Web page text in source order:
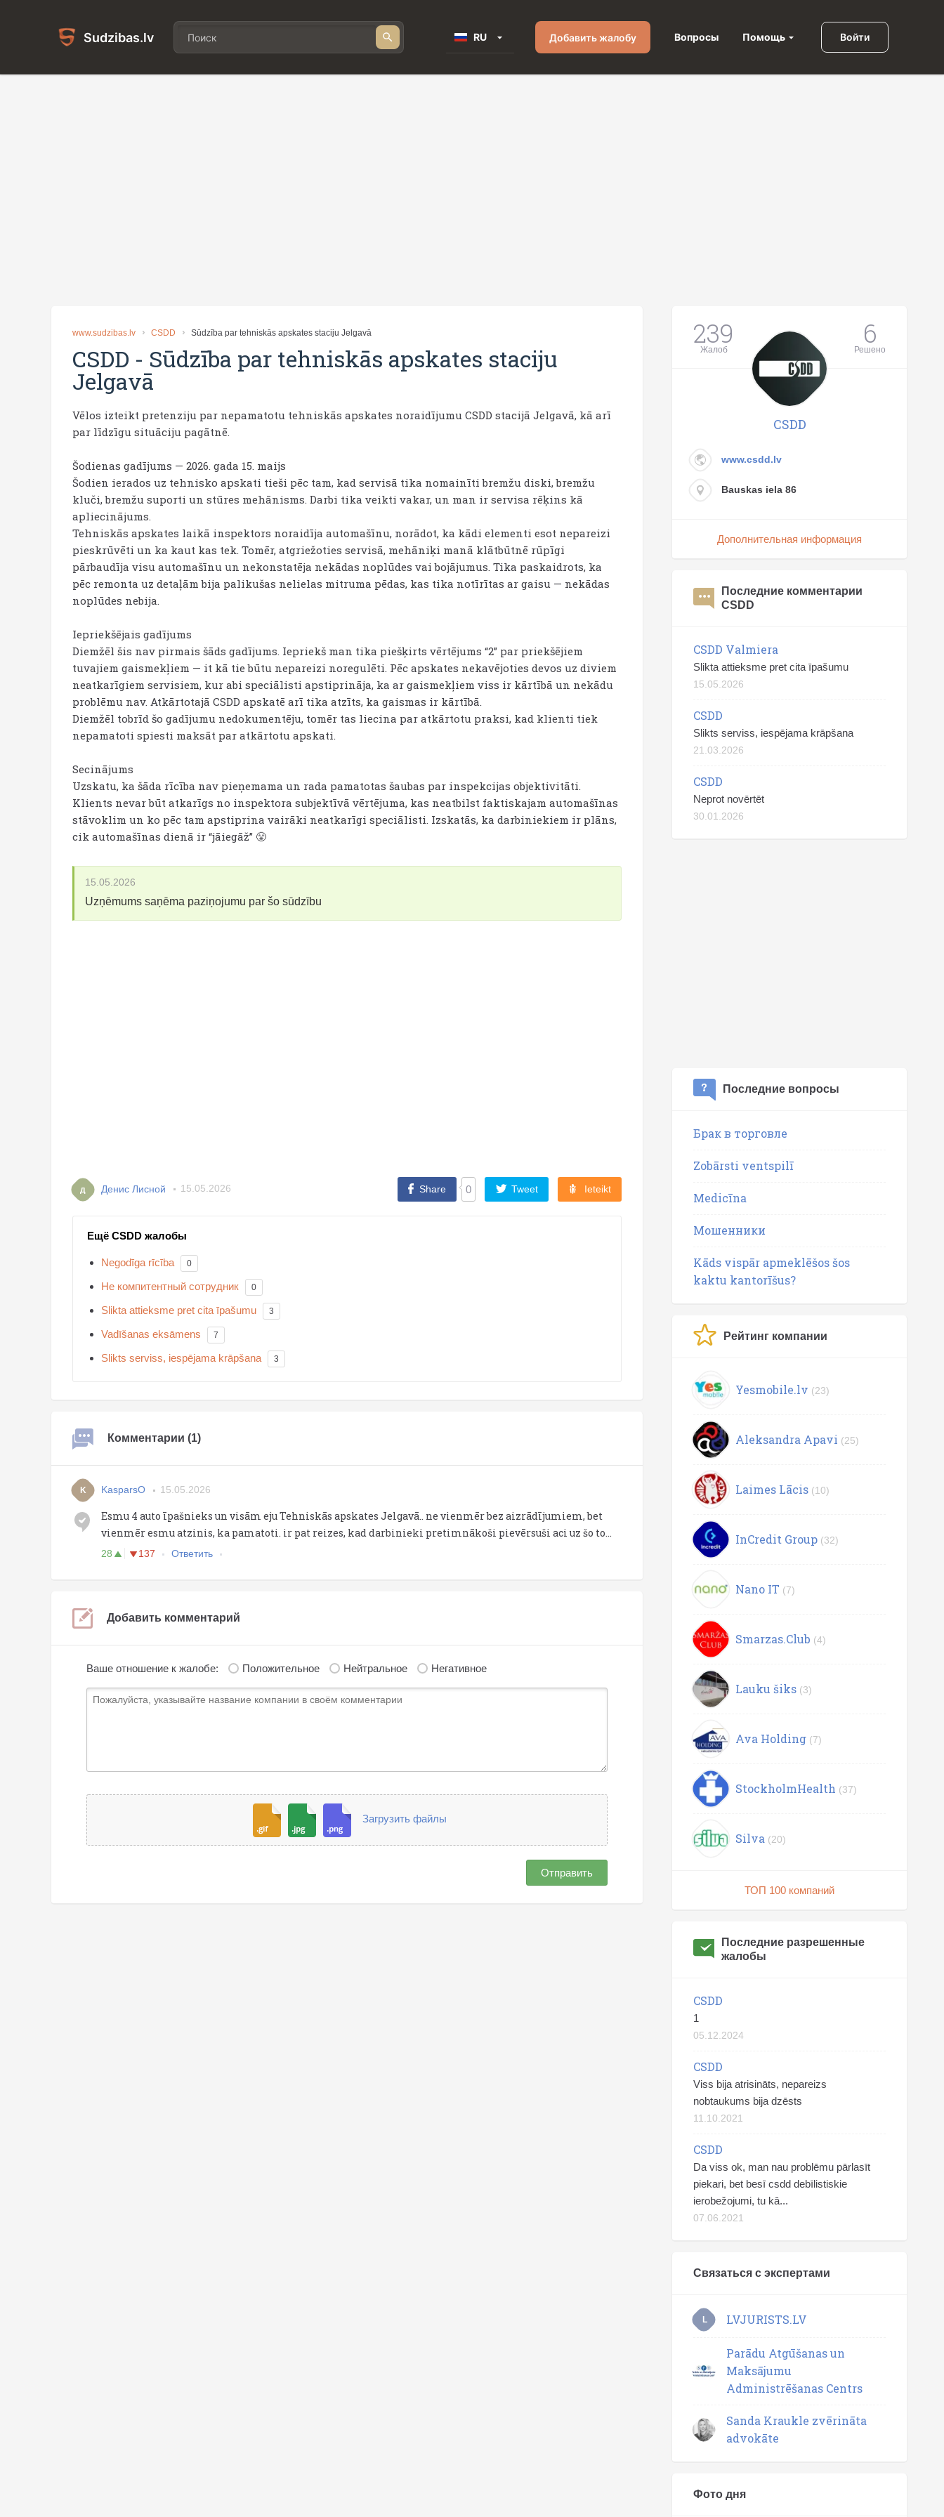
Sudzibas.lv RU Добавить жалобу Вопросы Помощь Войти
www.sudzibas.lv CSDD Sūdzība par tehniskās apskates staciju Jelgavā
CSDD - Sūdzība par tehniskās apskates staciju
Jelgavā
Vēlos izteikt pretenziju par nepamatotu tehniskās apskates noraidījumu CSDD stacijā Jelgavā, kā arī
par līdzīgu situāciju pagātnē.
Šodienas gadījums — 2026. gada 15. maijs
Šodien ierados uz tehnisko apskati tieši pēc tam, kad servisā tika nomainīti bremžu diski, bremžu
kluči, bremžu suporti un stūres mehānisms. Darbi tika veikti vakar, un man ir servisa rēķins kā
apliecinājums.
Tehniskās apskates laikā inspektors noraidīja automašīnu, norādot, ka kādi elementi esot nepareizi
pieskrūvēti un ka kaut kas tek. Tomēr, atgriežoties servisā, mehāniķi manā klātbūtnē rūpīgi
pārbaudīja visu automašīnu un nekonstatēja nekādas noplūdes vai bojājumus. Tika paskaidrots, ka
pēc remonta uz detaļām bija palikušas nelielas mitruma pēdas, kas tika notīrītas ar gaisu — nekādas
noplūdes nebija.
Iepriekšējais gadījums
Diemžēl šis nav pirmais šāds gadījums. Iepriekš man tika piešķirts vērtējums “2” par priekšējiem
tuvajiem gaismekļiem — it kā tie būtu nepareizi noregulēti. Pēc apskates nekavējoties devos uz diviem
neatkarīgiem servisiem, kur abi speciālisti apstiprināja, ka ar gaismekļiem viss ir kārtībā un nekādu
problēmu nav. Atkārtotajā CSDD apskatē arī tika atzīts, ka gaismas ir kārtībā.
Diemžēl tobrīd šo gadījumu nedokumentēju, tomēr tas liecina par atkārtotu praksi, kad klienti tiek
nepamatoti spiesti maksāt par atkārtotu apskati.
Secinājums
Uzskatu, ka šāda rīcība nav pieņemama un rada pamatotas šaubas par inspekcijas objektivitāti.
Klients nevar būt atkarīgs no inspektora subjektīvā vērtējuma, kas neatbilst faktiskajam automašīnas
stāvoklim un ko pēc tam apstiprina vairāki neatkarīgi speciālisti. Izskatās, ka darbiniekiem ir plāns,
cik automašīnas dienā ir “jāiegāž” 😤
15.05.2026
Uzņēmums saņēma paziņojumu par šo sūdzību
д Денис Лисной 15.05.2026 Share 0 Tweet Ieteikt
Ещё CSDD жалобы
Negodīga rīcība 0
Не компитентный сотрудник 0
Slikta attieksme pret cita īpašumu 3
Vadīšanas eksāmens 7
Slikts serviss, iespējama krāpšana 3
Комментарии (1)
K KasparsO 15.05.2026
Esmu 4 auto īpašnieks un visām eju Tehniskās apskates Jelgavā.. ne vienmēr bez aizrādījumiem, bet
vienmēr esmu atzinis, ka pamatoti. ir pat reizes, kad darbinieki pretimnākoši pievērsuši aci uz šo to...
28 137 Ответить
Добавить комментарий
Ваше отношение к жалобе: Положительное Нейтральное Негативное
Загрузить файлы
Отправить
239
Жалоб 6
Решено
CSDD
www.csdd.lv
Bauskas iela 86
Дополнительная информация
Последние комментарии
CSDD
CSDD Valmiera
Slikta attieksme pret cita īpašumu
15.05.2026
CSDD
Slikts serviss, iespējama krāpšana
21.03.2026
CSDD
Neprot novērtēt
30.01.2026
Последние вопросы
Брак в торговле
Zobārsti ventspilī
Medicīna
Мошенники
Kāds vispār apmeklēšos šos
kaktu kantorīšus?
Рейтинг компании
Yesmobile.lv (23)
Aleksandra Apavi (25)
Laimes Lācis (10)
InCredit Group (32)
Nano IT (7)
Smarzas.Club (4)
Lauku šiks (3)
Ava Holding (7)
StockholmHealth (37)
Silva (20)
ТОП 100 компаний
Последние разрешенные
жалобы
CSDD
1
05.12.2024
CSDD
Viss bija atrisināts, nepareizs
nobtaukums bija dzēsts
11.10.2021
CSDD
Da viss ok, man nau problēmu pārlasīt
piekari, bet besī csdd debīlistiskie
ierobežojumi, tu kā...
07.06.2021
Связаться с экспертами
L LVJURISTS.LV
Parādu Atgūšanas un
Maksājumu
Administrēšanas Centrs
Sanda Kraukle zvērināta
advokāte
Фото дня